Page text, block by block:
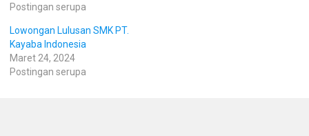
Postingan serupa
Lowongan Lulusan SMK PT.
Kayaba Indonesia
Maret 24, 2024
Postingan serupa